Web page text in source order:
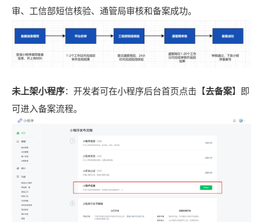
审、工信部短信核验、通管局审核和备案成功。
未上架小程序：开发者可在小程序后台首页点击【去备案】即
可进入备案流程。